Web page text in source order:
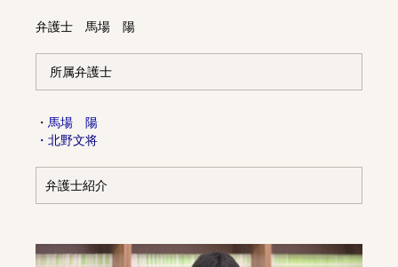
弁護士 馬場 陽
所属弁護士
・ 馬場 陽
・ 北野文将
弁護士紹介